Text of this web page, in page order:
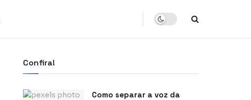
Confira!
Como separar a voz da